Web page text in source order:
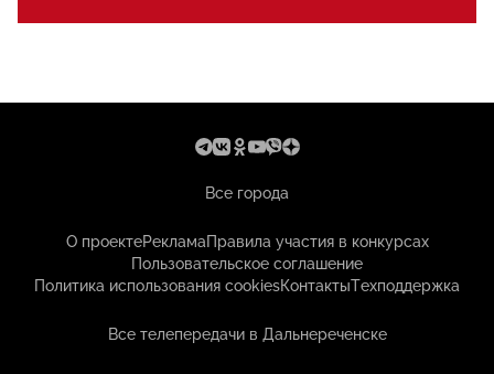
Все города
О проектеРекламаПравила участия в конкурсах
Пользовательское соглашение
Политика использования cookiesКонтактыТехподдержка
Все телепередачи в Дальнереченске